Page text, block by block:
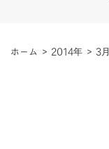
ホーム > 2014年 > 3月